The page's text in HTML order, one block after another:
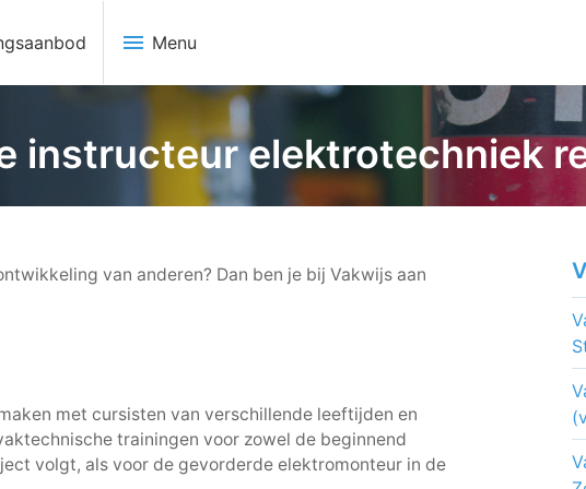
menu Menu
instructeur elektrotechniek
van anderen? Dan ben je bij Vakwijs aan
met cursisten van verschillende leeftijden en
trainingen voor zowel de beginnend
volgt, als voor de gevorderde elektromonteur in de